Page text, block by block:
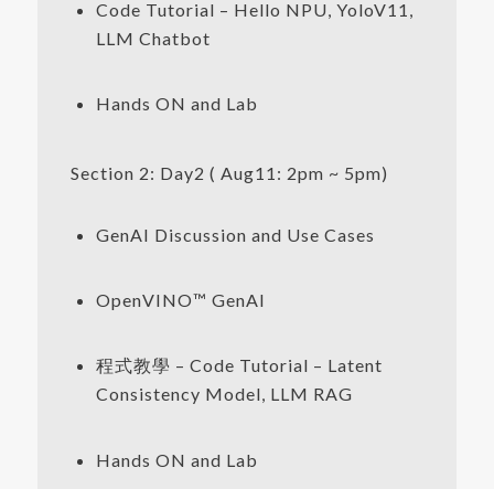
Code Tutorial – Hello NPU, YoloV11,
LLM Chatbot
Hands ON and Lab
Section 2: Day2 ( Aug11: 2pm ~ 5pm)
GenAI Discussion and Use Cases
OpenVINO™ GenAI
程式教學 – Code Tutorial – Latent
Consistency Model, LLM RAG
Hands ON and Lab